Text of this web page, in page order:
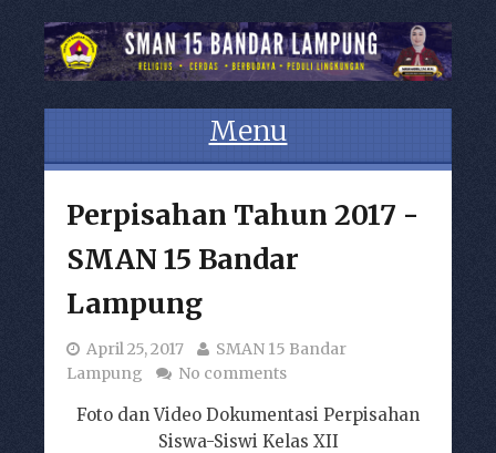
Menu
Perpisahan Tahun 2017 -
SMAN 15 Bandar
Lampung
April 25, 2017
SMAN 15 Bandar
Lampung
No comments
Foto dan Video Dokumentasi Perpisahan
Siswa-Siswi Kelas XII